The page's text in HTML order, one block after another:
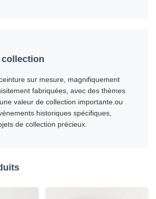
collection
sur mesure, magnifiquement
fabriquées, avec des thèmes
valeur de collection importante.ou
historiques spécifiques,
de collection précieux.